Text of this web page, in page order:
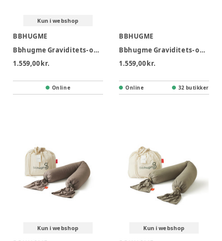
Kun i webshop
BBHUGME
Bbhugme Graviditets- og Ammepude - Soft White
1.559,00 kr.
Online
BBHUGME
Bbhugme Graviditets- og Ammepude - Seashell Beige
1.559,00 kr.
Online 32 butikker
Kun i webshop Kun i webshop